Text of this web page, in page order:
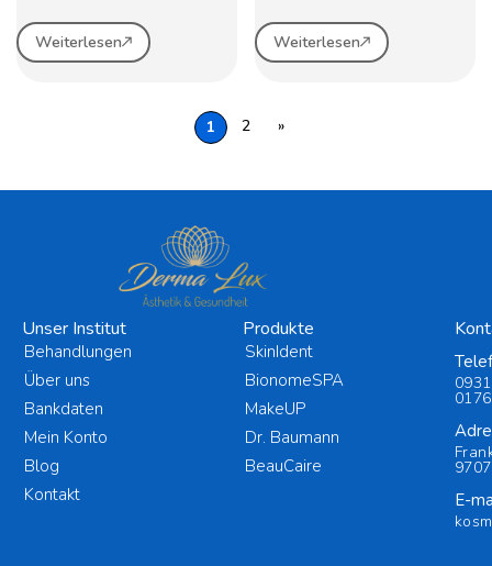
Weiterlesen Weiterlesen
1 2 »
Unser Institut
Behandlungen
Über uns
Bankdaten
Mein Konto
Blog
Kontakt
Produkte
SkinIdent
BionomeSPA
MakeUP
Dr. Baumann
BeauCaire
E-